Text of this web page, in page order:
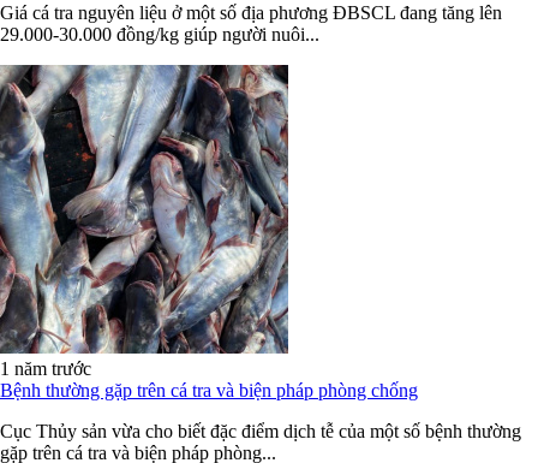
Giá cá tra nguyên liệu ở một số địa phương ĐBSCL đang tăng lên
29.000-30.000 đồng/kg giúp người nuôi...
1 năm trước
Bệnh thường gặp trên cá tra và biện pháp phòng chống
Cục Thủy sản vừa cho biết đặc điểm dịch tễ của một số bệnh thường
gặp trên cá tra và biện pháp phòng...